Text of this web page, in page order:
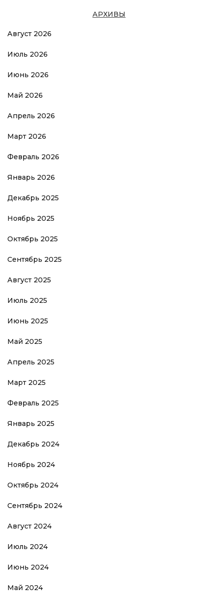
АРХИВЫ
Август 2026
Июль 2026
Июнь 2026
Май 2026
Апрель 2026
Март 2026
Февраль 2026
Январь 2026
Декабрь 2025
Ноябрь 2025
Октябрь 2025
Сентябрь 2025
Август 2025
Июль 2025
Июнь 2025
Май 2025
Апрель 2025
Март 2025
Февраль 2025
Январь 2025
Декабрь 2024
Ноябрь 2024
Октябрь 2024
Сентябрь 2024
Август 2024
Июль 2024
Июнь 2024
Май 2024